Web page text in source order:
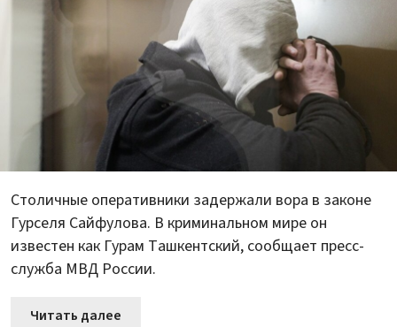
Столичные оперативники задержали вора в законе
Гурселя Сайфулова. В криминальном мире он
известен как Гурам Ташкентский, сообщает пресс-
служба МВД России.
Читать далее